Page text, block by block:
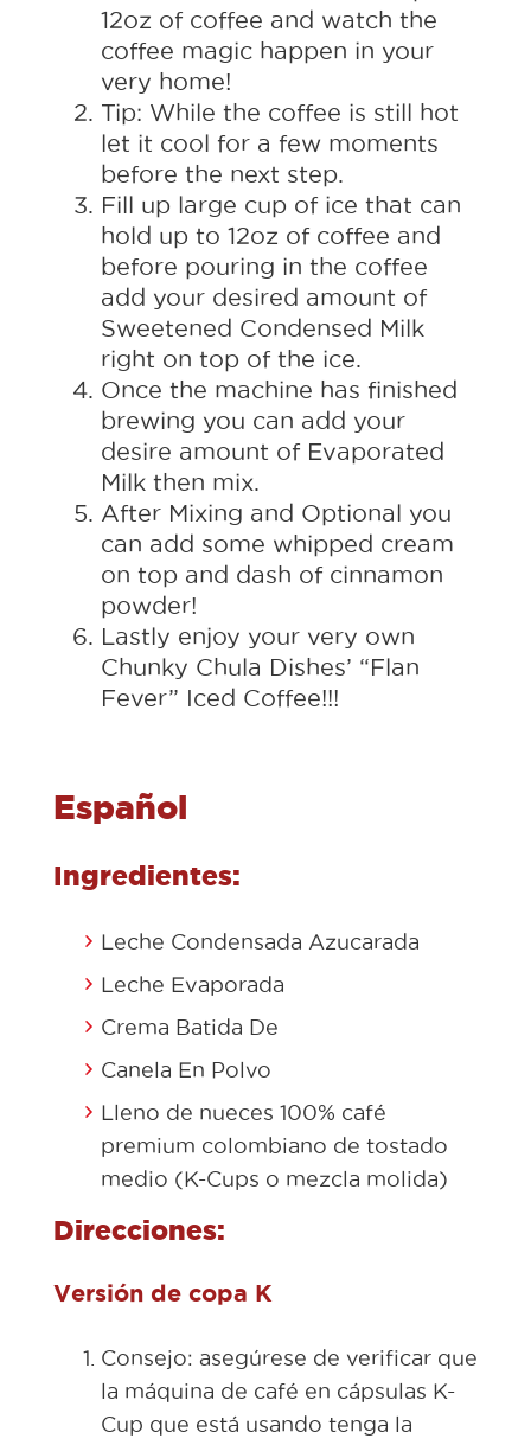
12oz of coffee and watch the
coffee magic happen in your
very home!
Tip: While the coffee is still hot
let it cool for a few moments
before the next step.
Fill up large cup of ice that can
hold up to 12oz of coffee and
before pouring in the coffee
add your desired amount of
Sweetened Condensed Milk
right on top of the ice.
Once the machine has finished
brewing you can add your
desire amount of Evaporated
Milk then mix.
After Mixing and Optional you
can add some whipped cream
on top and dash of cinnamon
powder!
Lastly enjoy your very own
Chunky Chula Dishes’ “Flan
Fever” Iced Coffee!!!
Español
Ingredientes:
Leche Condensada Azucarada
Leche Evaporada
Crema Batida De
Canela En Polvo
Lleno de nueces 100% café
premium colombiano de tostado
medio (K-Cups o mezcla molida)
Direcciones:
Versión de copa K
Consejo: asegúrese de verificar que
la máquina de café en cápsulas K-
Cup que está usando tenga la